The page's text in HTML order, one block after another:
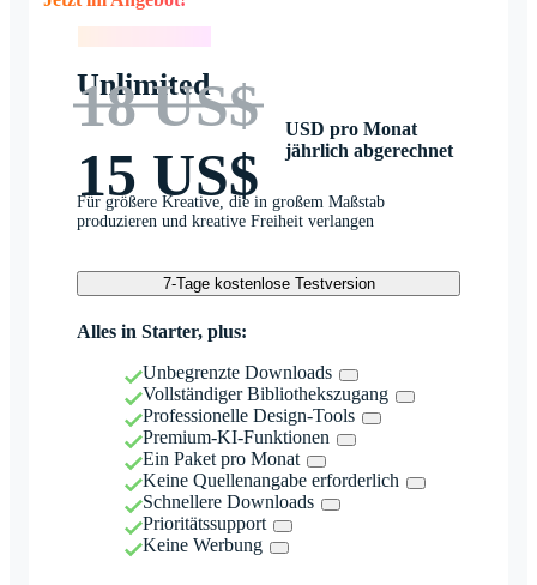
Unlimited
18 US$
15 US$
USD pro Monat
jährlich abgerechnet
Für größere Kreative, die in großem Maßstab
produzieren und kreative Freiheit verlangen
7-Tage kostenlose Testversion
Alles in Starter, plus:
Unbegrenzte Downloads
Vollständiger Bibliothekszugang
Professionelle Design-Tools
Premium-KI-Funktionen
Ein Paket pro Monat
Keine Quellenangabe erforderlich
Schnellere Downloads
Prioritätssupport
Keine Werbung